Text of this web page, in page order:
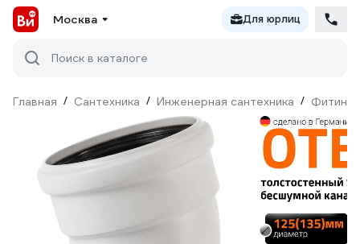
Москва Для юрлиц
Поиск в каталоге
Главная / Сантехника / Инженерная сантехника / Фитинги